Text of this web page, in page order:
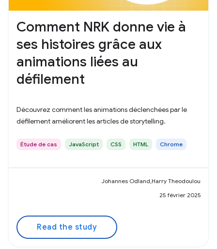
Comment NRK donne vie à
ses histoires grâce aux
animations liées au
défilement
Découvrez comment les animations déclenchées par le
défilement améliorent les articles de storytelling.
Étude de cas JavaScript CSS HTML Chrome
Johannes Odland,Harry Theodoulou
25 février 2025
Read the study